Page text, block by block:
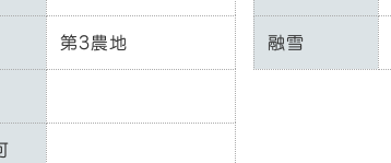
第3農地 融雪